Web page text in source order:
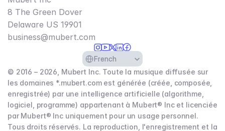
8 The Green Dover
Delaware US 19901​
business@mubert.com
Select Language
French
© 2016 – 2026, Mubert Inc. Toute la musique diffusée sur
les domaines *.mubert.com est générée (créée, composée,
enregistrée) par une intelligence artificielle (algorithme,
logiciel, programme) appartenant à Mubert® Inc et licenciée
par Mubert® Inc uniquement pour un usage personnel.
Tous droits réservés. La reproduction, l'enregistrement et la